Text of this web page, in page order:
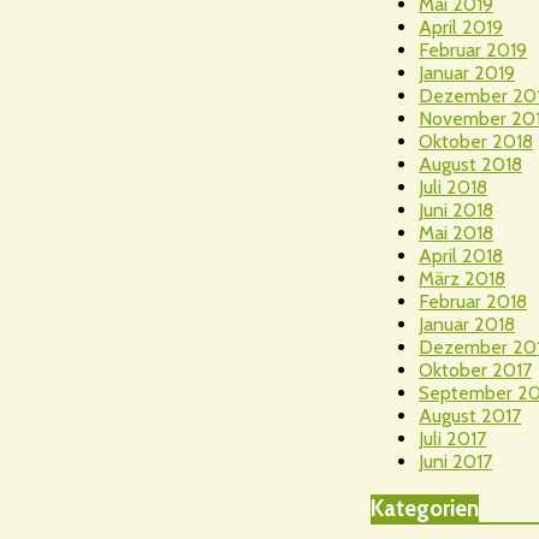
April 2019
Februar 2019
Januar 2019
Dezember
November
Oktober 2018
August 2018
Juli 2018
Juni 2018
Mai 2018
April 2018
März 2018
Februar 2018
Januar 2018
Dezember
Oktober 2017
September
August 2017
Juli 2017
Juni 2017
Kategorien